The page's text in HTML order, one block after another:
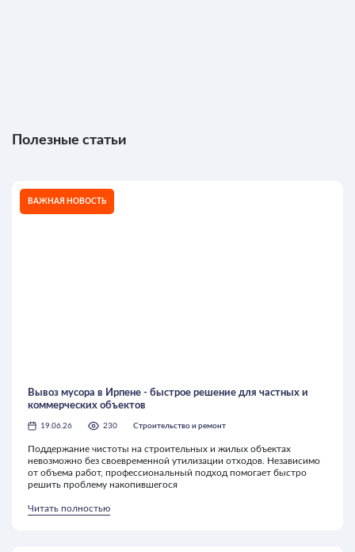
Полезные статьи
ВАЖНАЯ НОВОСТЬ
Вывоз мусора в Ирпене - быстрое решение для частных и
коммерческих объектов
19.06.26 230 Строительство и ремонт
Поддержание чистоты на строительных и жилых объектах
невозможно без своевременной утилизации отходов. Независимо
от объема работ, профессиональный подход помогает быстро
решить проблему накопившегося
Читать полностью